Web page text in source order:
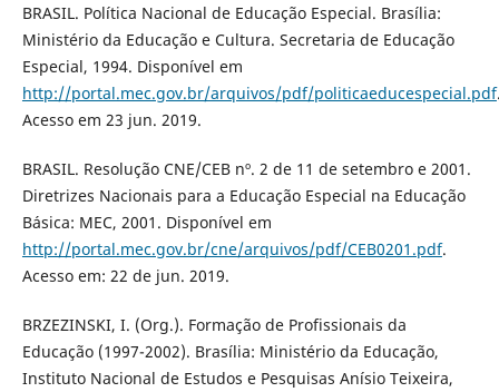
BRASIL. Política Nacional de Educação Especial. Brasília:
Ministério da Educação e Cultura. Secretaria de Educação
Especial, 1994. Disponível em
http://portal.mec.gov.br/arquivos/pdf/politicaeducespecial.pdf
Acesso em 23 jun. 2019.
BRASIL. Resolução CNE/CEB nº. 2 de 11 de setembro e 2001.
Diretrizes Nacionais para a Educação Especial na Educação
Básica: MEC, 2001. Disponível em
http://portal.mec.gov.br/cne/arquivos/pdf/CEB0201.pdf.
Acesso em: 22 de jun. 2019.
BRZEZINSKI, I. (Org.). Formação de Profissionais da
Educação (1997-2002). Brasília: Ministério da Educação,
Instituto Nacional de Estudos e Pesquisas Anísio Teixeira,